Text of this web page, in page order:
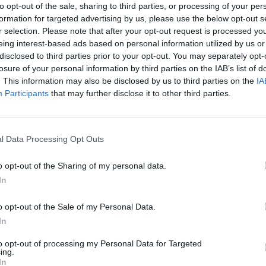
opt-out of the sale, sharing to third parties, or processing of your
for targeted advertising by us, please use the below opt-out
selection. Please note that after your opt-out request is processed
interest-based ads based on personal information utilized by us
to third parties prior to your opt-out. You may separately
of your personal information by third parties on the IAB’s list of
This information may also be disclosed by us to third parties on the
Participants that may further disclose it to other third parties.
Data Processing Opt Outs
opt-out of the Sharing of my personal data.
opt-out of the Sale of my Personal Data.
opt-out of processing my Personal Data for Targeted
“¡A ver si no es negligencia cuando la subvención
la documentación puntualmente porque hemos sido
de pedírsela a los propietarios del suelo!”,
en dos ocasiones, una en 2010 y otra en 2011, el
mociones al pleno del Ayuntamiento para instar
camino.
destrozaron la curva de la senda que conduce
y, en el invierno de 2011, volvieron a
que sea, el tramo afectado se asfaltó, pero
poco más de tres metros de ancho por tres de
de altura que acaba en el río. En octubre de 2012,
Urbanismo, gestionada ya por el PP, concluyeron
del camino. Pero, desde entonces, se han
obras. Primero, por “conflictos” entre Junta y
sin demasiada dilación, y, después, por el
afectado. Para poder intervenir en él con
de una servidumbre de paso que se rubricó el
se consiguieron las últimas autorizaciones.